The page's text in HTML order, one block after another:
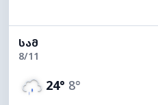
ᲡᲐᲛ
8/11
24° 8°